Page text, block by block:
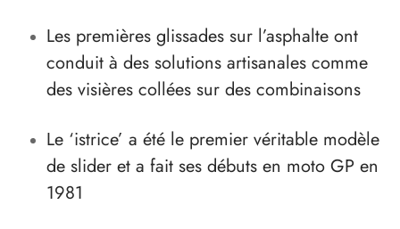
Les premières glissades sur l’asphalte ont
conduit à des solutions artisanales comme
des visières collées sur des combinaisons
Le ‘istrice’ a été le premier véritable modèle
de slider et a fait ses débuts en moto GP en
1981